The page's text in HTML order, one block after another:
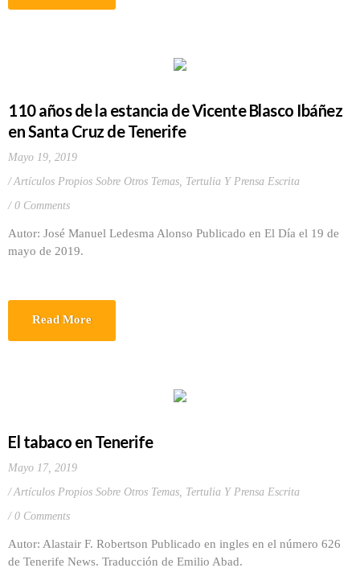
110 años de la estancia de Vicente Blasco Ibáñez
en Santa Cruz de Tenerife
Mayo 19, 2019
Artículos Propios Sobre Otros Temas, Tertulia Y Prensa Escrita
0 Comments
Autor: José Manuel Ledesma Alonso Publicado en El Día el 19 de
mayo de 2019.
Read More
El tabaco en Tenerife
Mayo 17, 2019
Artículos Propios Sobre Otros Temas, Tertulia Y Prensa Escrita
0 Comments
Autor: Alastair F. Robertson Publicado en ingles en el número 626
de Tenerife News. Traducción de Emilio Abad.